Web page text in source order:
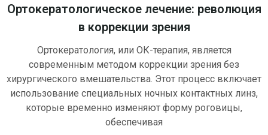
Ортокератологическое лечение: революция
в коррекции зрения
Ортокератология, или ОК-терапия, является
современным методом коррекции зрения без
хирургического вмешательства. Этот процесс включает
использование специальных ночных контактных линз,
которые временно изменяют форму роговицы,
обеспечивая